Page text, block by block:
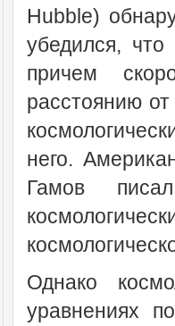
Hubble)
убедился,
причем
расстоянию
него.
Гамов
Однако
уравнениях